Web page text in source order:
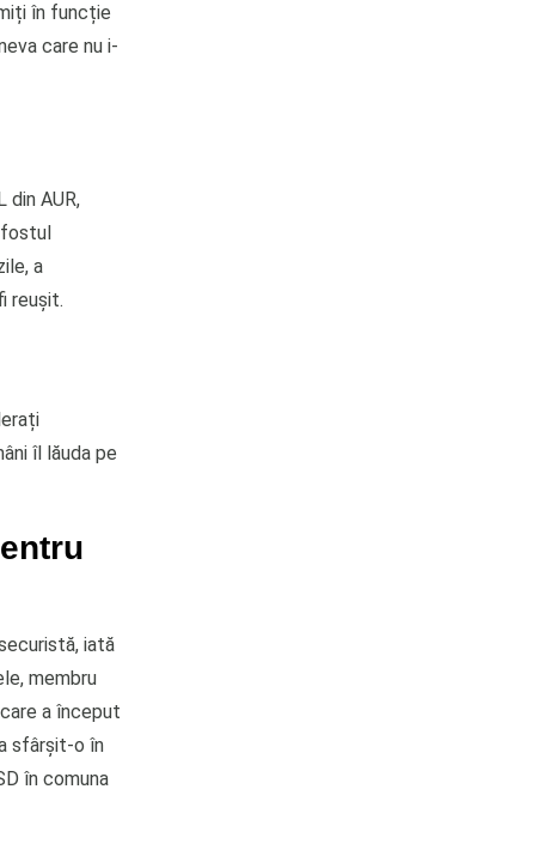
în funcție
care nu i-
din AUR,
fostul
a
reușit.
îl lăuda pe
iată
membru
a început
sfârșit-o în
în comuna